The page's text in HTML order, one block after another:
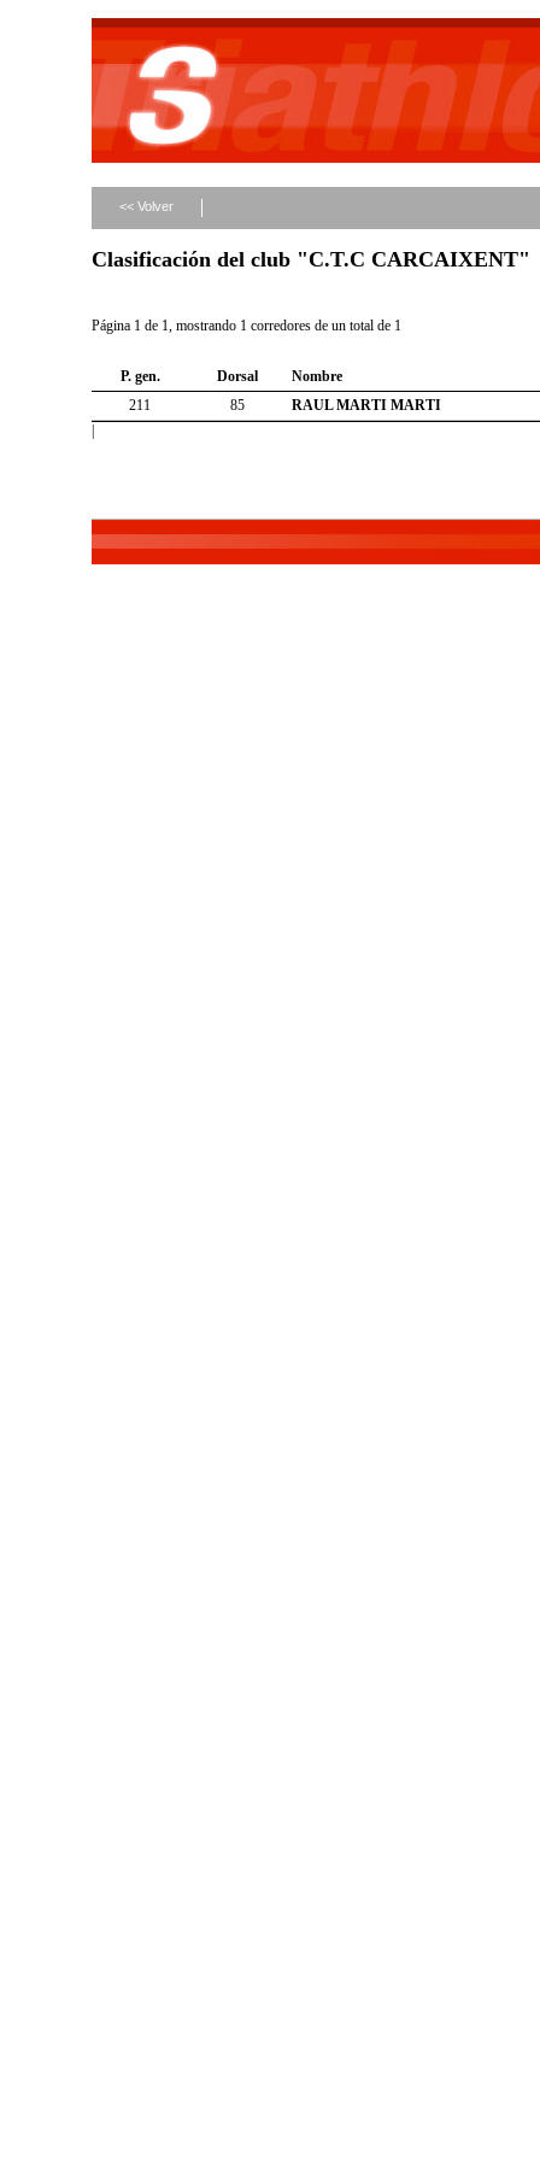
<< Volver
Clasificación del club "C.T.C CARCAIXENT"
Página 1 de 1, mostrando 1 corredores de un total de 1
P. gen. Dorsal
Nombre
211
85
RAUL MARTI MARTI
|